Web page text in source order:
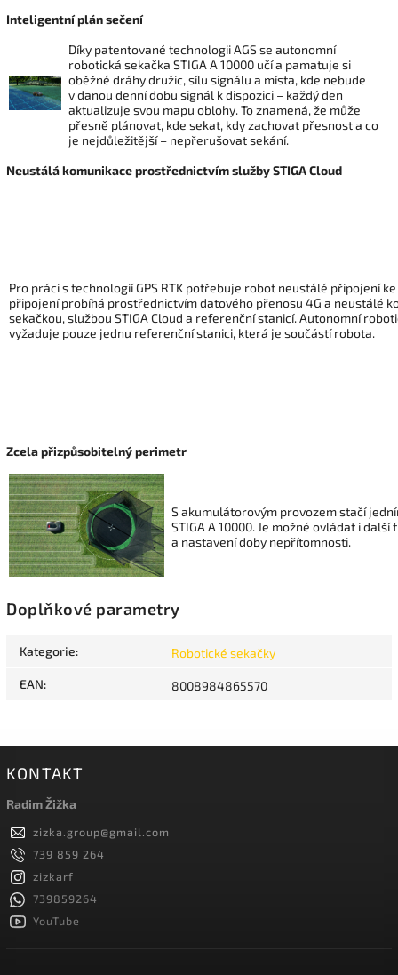
Inteligentní plán sečení
Díky patentované technologii AGS se autonomní
robotická sekačka STIGA A 10000 učí a pamatuje si
oběžné dráhy družic, sílu signálu a místa, kde nebude
v danou denní dobu signál k dispozici – každý den
aktualizuje svou mapu oblohy. To znamená, že může
přesně plánovat, kde sekat, kdy zachovat přesnost a co
je nejdůležitější – nepřerušovat sekání.
Neustálá komunikace prostřednictvím služby STIGA Cloud
Pro práci s technologií GPS RTK potřebuje robot neustálé připojení
připojení probíhá prostřednictvím datového přenosu 4G a neustálé
sekačkou, službou STIGA Cloud a referenční stanicí. Autonomní
vyžaduje pouze jednu referenční stanici, která je součástí robota.
Zcela přizpůsobitelný perimetr
S akumulátorovým provozem stačí
STIGA A 10000. Je možné ovládat i
a nastavení doby nepřítomnosti.
Doplňkové parametry
Kategorie: Robotické sekačky
EAN: 8008984865570
KONTAKT
Radim Žižka
zizka.group@gmail.com
739 859 264
zizkarf
739859264
YouTube